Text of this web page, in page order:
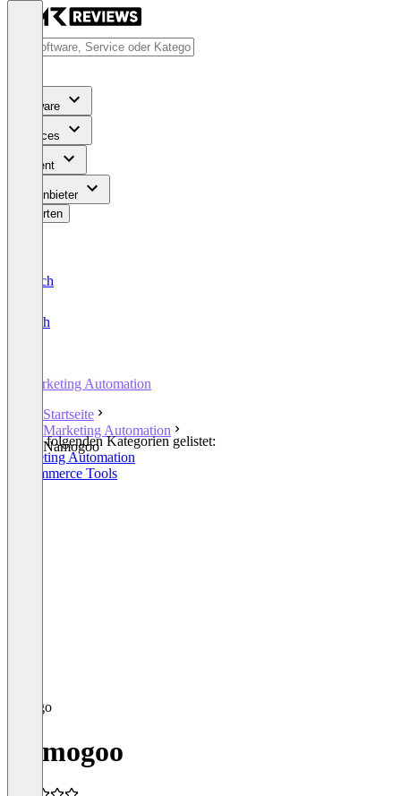
Software
Services
Content
Für Anbieter
Bewerten
Deutsch
English
Marketing Automation
Startseite
Marketing Automation
Namogoo
In den folgenden Kategorien gelistet:
Marketing Automation
E-Commerce Tools
Namogoo